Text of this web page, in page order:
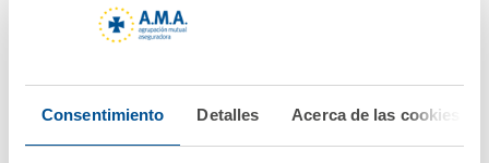
Consentimiento Detalles Acerca de las cookies
CPIFP AYNADAMAR EN
GRANADA
póliza colectiva de
Vida con el Colegio de